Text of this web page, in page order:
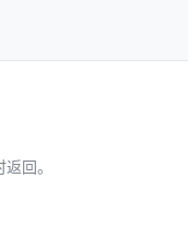
回。